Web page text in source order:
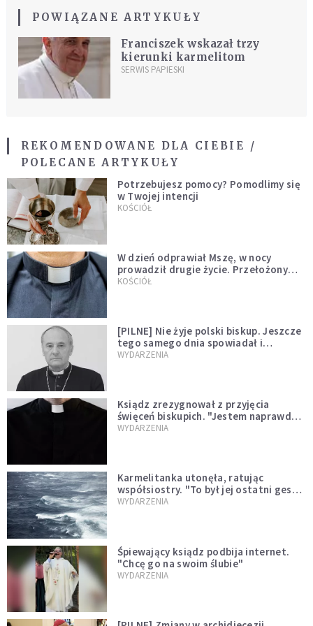
POWIĄZANE ARTYKUŁY
Franciszek wskazał trzy
kierunki karmelitom
SERWIS PAPIESKI
REKOMENDOWANE DLA CIEBIE /
POLECANE ARTYKUŁY
Potrzebujesz pomocy? Pomodlimy się
w Twojej intencji
KOŚCIÓŁ
W dzień odprawiał Mszę, w nocy
prowadził drugie życie. Przełożony
kazał mu opuścić zakon
KOŚCIÓŁ
[PILNE] Nie żyje polski biskup. Jeszcze
tego samego dnia spowiadał i
sprawował Mszę świętą
WYDARZENIA
Ksiądz zrezygnował z przyjęcia
święceń biskupich. "Jestem naprawdę
niegodny"
WYDARZENIA
Karmelitanka utonęła, ratując
współsiostry. "To był jej ostatni gest
miłości"
WYDARZENIA
Śpiewający ksiądz podbija internet.
"Chcę go na swoim ślubie"
WYDARZENIA